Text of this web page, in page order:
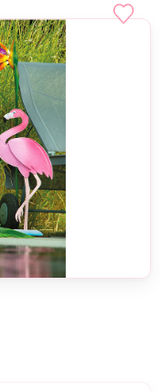
sans frais*